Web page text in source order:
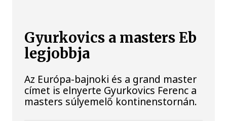
Gyurkovics a masters Eb
legjobbja
Az Európa-bajnoki és a grand master
címet is elnyerte Gyurkovics Ferenc a
masters súlyemelő kontinenstornán.